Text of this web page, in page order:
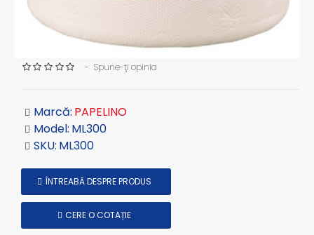
Marcă: PAPELINO
Model: ML300
SKU: ML300
- Spune-ţi opinia
ÎNTREABĂ DESPRE PRODUS
CERE O COTAȚIE